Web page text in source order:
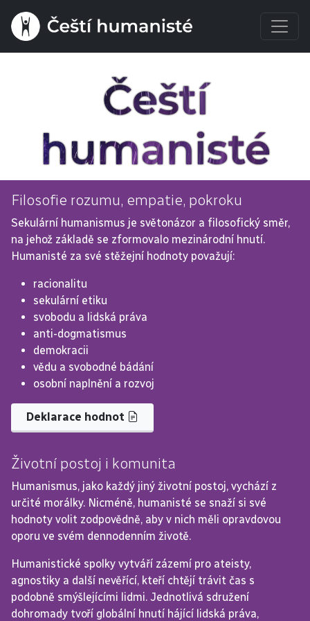
Čeští
humanisté
Filosofie rozumu, empatie, pokroku
Sekulární humanismus je světonázor a filosofický směr,
na jehož základě se zformovalo mezinárodní hnutí.
Humanisté za své stěžejní hodnoty považují:
racionalitu
sekulární etiku
svobodu a lidská práva
anti-dogmatismus
demokracii
vědu a svobodné bádání
osobní naplnění a rozvoj
Deklarace hodnot
Životní postoj i komunita
Humanismus, jako každý jiný životní postoj, vychází z
určité morálky. Nicméně, humanisté se snaží si své
hodnoty volit zodpovědně, aby v nich měli opravdovou
oporu ve svém dennodenním životě.
Humanistické spolky vytváří zázemí pro ateisty,
agnostiky a další nevěřící, kteří chtějí trávit čas s
podobně smýšlejícími lidmi. Jednotlivá sdružení
dohromady tvoří globální hnutí hájící lidská práva,